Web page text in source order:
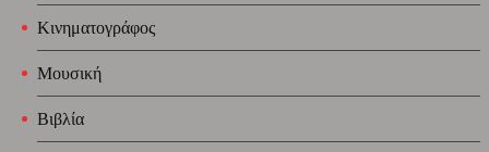
Κινηματογράφος
Μουσική
Βιβλία